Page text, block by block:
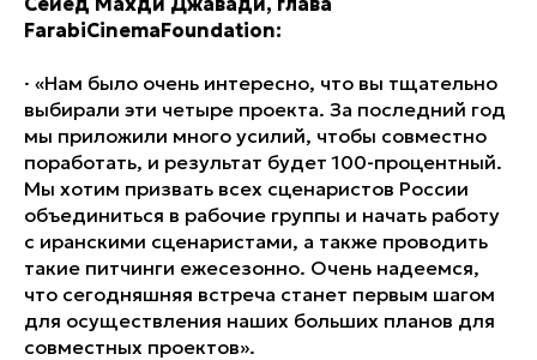
FarabiCinemaFoundation:
· «Нам было очень интересно, что вы тщательно
выбирали эти четыре проекта. За последний год
мы приложили много усилий, чтобы совместно
поработать, и результат будет 100-процентный.
Мы хотим призвать всех сценаристов России
объединиться в рабочие группы и начать работу
с иранскими сценаристами, а также проводить
такие питчинги ежесезонно. Очень надеемся,
что сегодняшняя встреча станет первым шагом
для осуществления наших больших планов для
совместных проектов».